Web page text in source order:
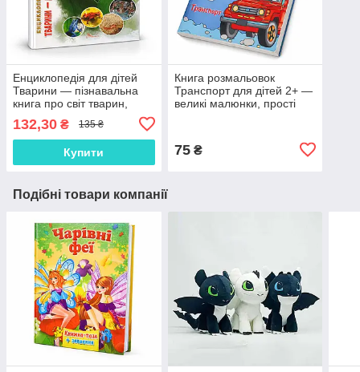
Енциклопедія для дітей
Тварини — пізнавальна
книга про світ тварин,
сторінок
132,30 ₴ 135 ₴
Купити
Книга розмальовок
Транспорт для дітей 2+ —
великі малюнки, прості
75₴
Подібні товари компанії